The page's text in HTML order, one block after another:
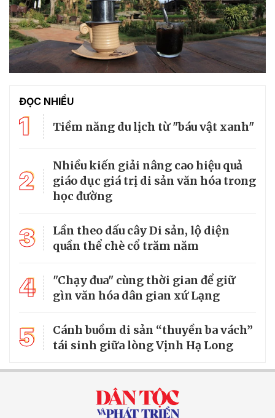
ĐỌC NHIỀU
1 Tiềm năng du lịch từ "báu vật xanh"
2
Nhiều kiến giải nâng cao hiệu quả
giáo dục giá trị di sản văn hóa trong
học đường
3
Lần theo dấu cây Di sản, lộ diện
quần thể chè cổ trăm năm
4
"Chạy đua" cùng thời gian để giữ
gìn văn hóa dân gian xứ Lạng
5
Cánh buồm di sản “thuyền ba vách”
tái sinh giữa lòng Vịnh Hạ Long